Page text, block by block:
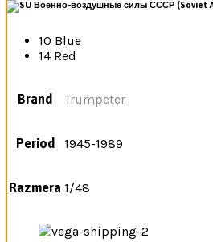
Военно-воздушные силы СССР (Soviet
10 Blue
14 Red
Brand Trumpeter
Period 1945-1989
Razmera 1/48